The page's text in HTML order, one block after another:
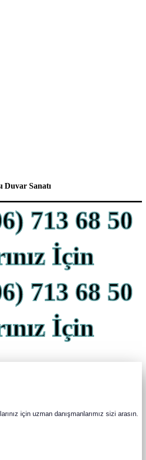
Duvar Sanatı
713 68 50
İçin
713 68 50
İçin
için uzman danışmanlarımız sizi arasın.